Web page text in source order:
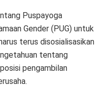
Puspayoga
Gender (PUG) untuk
terus disosialisasikan
tentang
pengambilan